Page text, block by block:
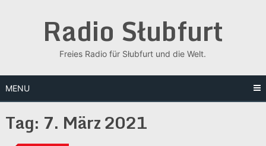
Radio Słubfurt
Freies Radio für Słubfurt und die Welt.
MENU
Tag: 7. März 2021